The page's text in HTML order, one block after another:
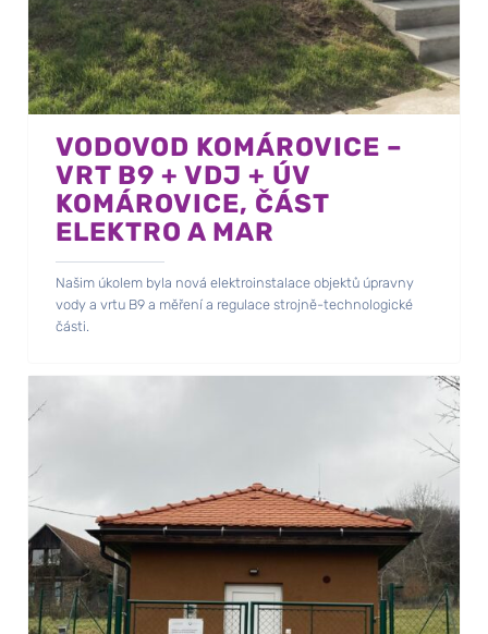
VODOVOD KOMÁROVICE –
VRT B9 + VDJ + ÚV
KOMÁROVICE, ČÁST
ELEKTRO A MAR
Našim úkolem byla nová elektroinstalace objektů úpravny
vody a vrtu B9 a měření a regulace strojně-technologické
části.